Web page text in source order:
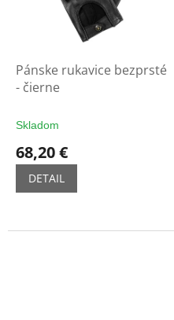
Pánske rukavice bezprsté
- čierne
Skladom
68,20 €
DETAIL